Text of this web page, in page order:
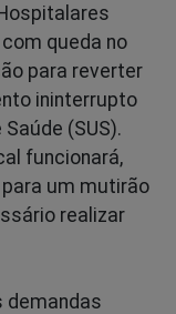
queda no
para reverter
ininterrupto
(SUS).
funcionará,
um mutirão
realizar
demandas